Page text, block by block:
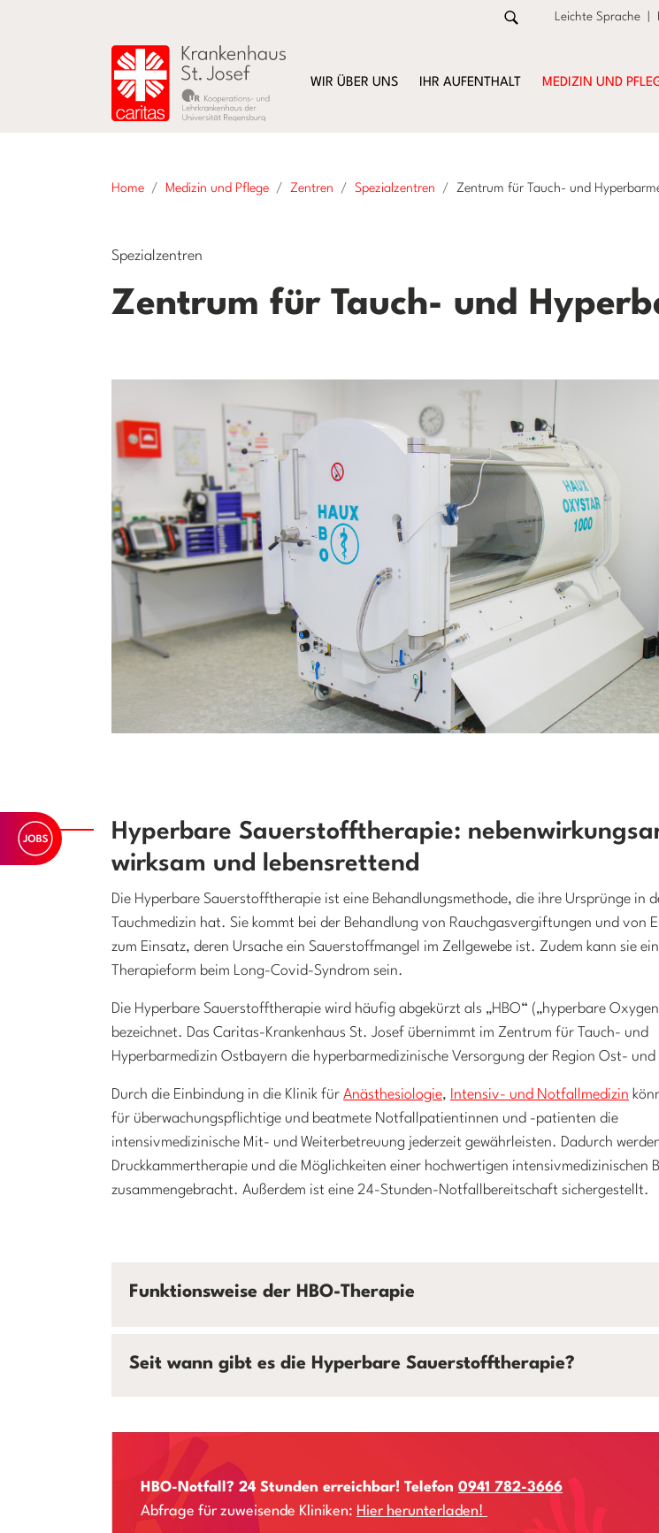
Leichte Sprache
WIR ÜBER UNS IHR AUFENTHALT MEDIZIN UND
Home Medizin und Pflege Zentren Spezialzentren Zentrum für Tauch- und
Spezialzentren
Zentrum für Tauch- und
Hyperbare Sauerstofftherapie:
wirksam und lebensrettend
Die Hyperbare Sauerstofftherapie ist eine Behandlungsmethode, die ihre Ursprünge in
Tauchmedizin hat. Sie kommt bei der Behandlung von Rauchgasvergiftungen und von
zum Einsatz, deren Ursache ein Sauerstoffmangel im Zellgewebe ist. Zudem kann sie
Therapieform beim Long-Covid-Syndrom sein.
Die Hyperbare Sauerstofftherapie wird häufig abgekürzt als „HBO“ („hyperbare
bezeichnet. Das Caritas-Krankenhaus St. Josef übernimmt im Zentrum für Tauch- und
Hyperbarmedizin Ostbayern die hyperbarmedizinische Versorgung der Region Ost-
Durch die Einbindung in die Klinik für Anästhesiologie, Intensiv- und Notfallmedizin
für überwachungspflichtige und beatmete Notfallpatientinnen und -patienten die
intensivmedizinische Mit- und Weiterbetreuung jederzeit gewährleisten. Dadurch
Druckkammertherapie und die Möglichkeiten einer hochwertigen intensivmedizinischen
zusammengebracht. Außerdem ist eine 24-Stunden-Notfallbereitschaft sichergestellt.
Funktionsweise der HBO-Therapie
Seit wann gibt es die Hyperbare Sauerstofftherapie?
HBO-Notfall? 24 Stunden erreichbar! Telefon 0941 782-3666
Abfrage für zuweisende Kliniken: Hier herunterladen!